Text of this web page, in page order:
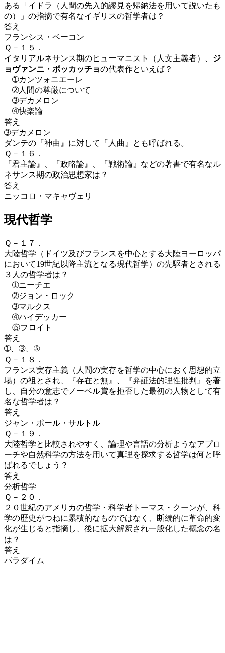
ある「イドラ（人間の先入的謬見を帰納法を用いて説いたも
の）」の指摘で有名なイギリスの哲学者は？
答え
フランシス・ベーコン
Ｑ－１５．
イタリアルネサンス期のヒューマニスト （人文主義者）、 ジ
ョヴァンニ・ボッカッチョの代表作といえば？
➀カンツォニエーレ
➁人間の尊厳について
➂デカメロン
➃快楽論
答え
➂デカメロン
ダンテの『神曲』に対して『人曲』とも呼ばれる。
Ｑ－１６．
『君主論』、『政略論』、『戦術論』などの著書で有名なル
ネサンス期の政治思想家は？
答え
ニッコロ・マキャヴェリ
現代哲学
Ｑ－１７．
大陸哲学（ドイツ及びフランス を中心とする大陸ヨーロッパ
において19世紀以降主流となる現代哲学）の先駆者とされる
３人の哲学者は？
➀ニーチエ
➁ジョン・ロック
➂マルクス
➃ハイデッカー
⑤フロイト
答え
➀、➂、⑤
Ｑ－１８．
フランス実存主義（ 人間の実存を哲学の中心におく思想的立
場） の祖とされ、『存在と無』、『弁証法的理性批判』を著
し、
自分の意志でノーベル賞を拒否した最初の人物として有
名な哲学者は？
答え
ジャン・ポール・サルトル
Ｑ－１９．
大陸哲学と比較されやすく、論理や言語の分析ようなアプロ
ーチや自然科学の方法を用いて真理を探求する哲学は何と呼
ばれるでしょう？
答え
分析哲学
Ｑ－２０．
２０世紀のアメリカの哲学・科学者トーマス・クーンが、科
学の歴史がつねに累積的なものではなく、断続的に革命的変
化が生じると指摘し、後に拡大解釈され一般化した概念の名
は？
答え
パラダイム